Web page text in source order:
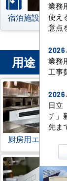
宿泊施設
用途
厨房用エアコン
業務
使え
意点
業務
工事
日立
チ」
先ま